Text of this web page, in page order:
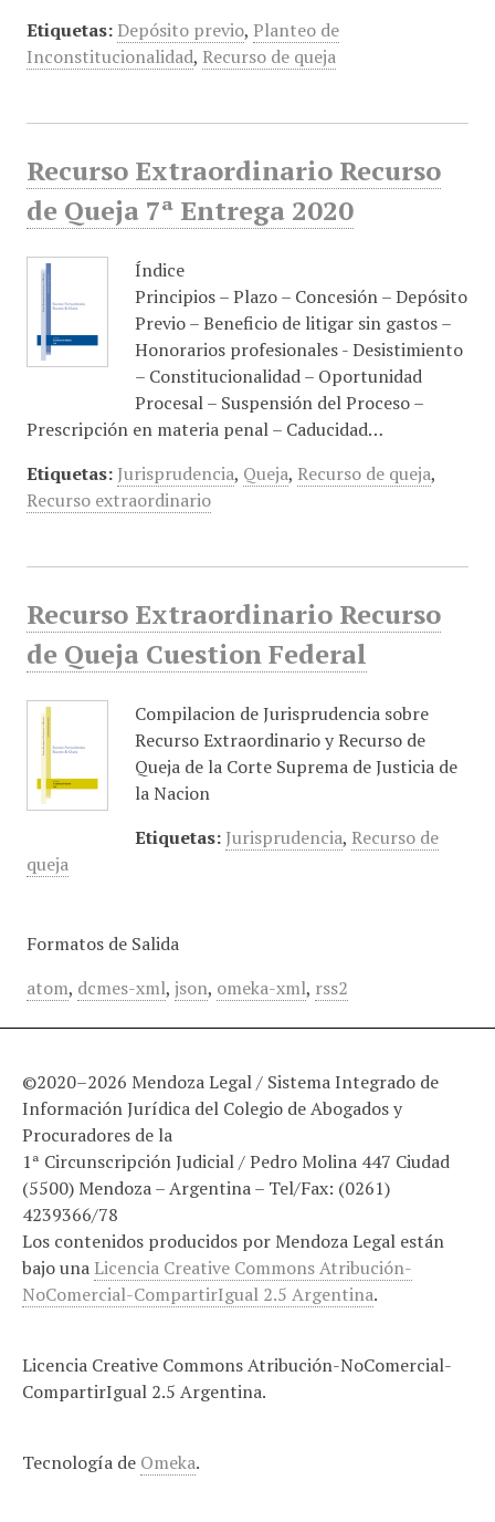
Etiquetas: Depósito previo, Planteo de
Inconstitucionalidad, Recurso de queja
Recurso Extraordinario Recurso
de Queja 7ª Entrega 2020
Índice
Principios – Plazo – Concesión – Depósito
Previo – Beneficio de litigar sin gastos –
Honorarios profesionales - Desistimiento
– Constitucionalidad – Oportunidad
Procesal – Suspensión del Proceso –
Prescripción en materia penal – Caducidad…
Etiquetas: Jurisprudencia, Queja, Recurso de queja,
Recurso extraordinario
Recurso Extraordinario Recurso
de Queja Cuestion Federal
Compilacion de Jurisprudencia sobre
Recurso Extraordinario y Recurso de
Queja de la Corte Suprema de Justicia de
la Nacion
Etiquetas: Jurisprudencia, Recurso de
queja
Formatos de Salida
atom, dcmes-xml, json, omeka-xml, rss2
©2020–2026 Mendoza Legal / Sistema Integrado de
Información Jurídica del Colegio de Abogados y
Procuradores de la
1ª Circunscripción Judicial / Pedro Molina 447 Ciudad
(5500) Mendoza – Argentina – Tel/Fax: (0261)
4239366/78
Los contenidos producidos por Mendoza Legal están
bajo una Licencia Creative Commons Atribución-
NoComercial-CompartirIgual 2.5 Argentina.
Licencia Creative Commons Atribución-NoComercial-
CompartirIgual 2.5 Argentina.
Tecnología de Omeka.